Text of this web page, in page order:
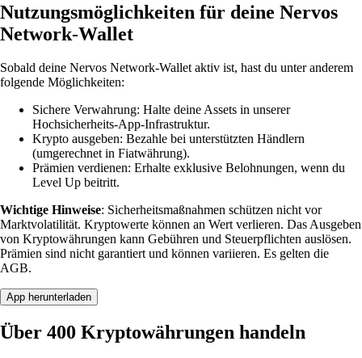
Nutzungsmöglichkeiten für deine Nervos
Network-Wallet
Sobald deine Nervos Network-Wallet aktiv ist, hast du unter anderem
folgende Möglichkeiten:
Sichere Verwahrung: Halte deine Assets in unserer
Hochsicherheits-App-Infrastruktur.
Krypto ausgeben: Bezahle bei unterstützten Händlern
(umgerechnet in Fiatwährung).
Prämien verdienen: Erhalte exklusive Belohnungen, wenn du
Level Up beitritt.
Wichtige Hinweise: Sicherheitsmaßnahmen schützen nicht vor
Marktvolatilität. Kryptowerte können an Wert verlieren. Das Ausgeben
von Kryptowährungen kann Gebühren und Steuerpflichten auslösen.
Prämien sind nicht garantiert und können variieren. Es gelten die
AGB.
App herunterladen
Über 400 Kryptowährungen handeln